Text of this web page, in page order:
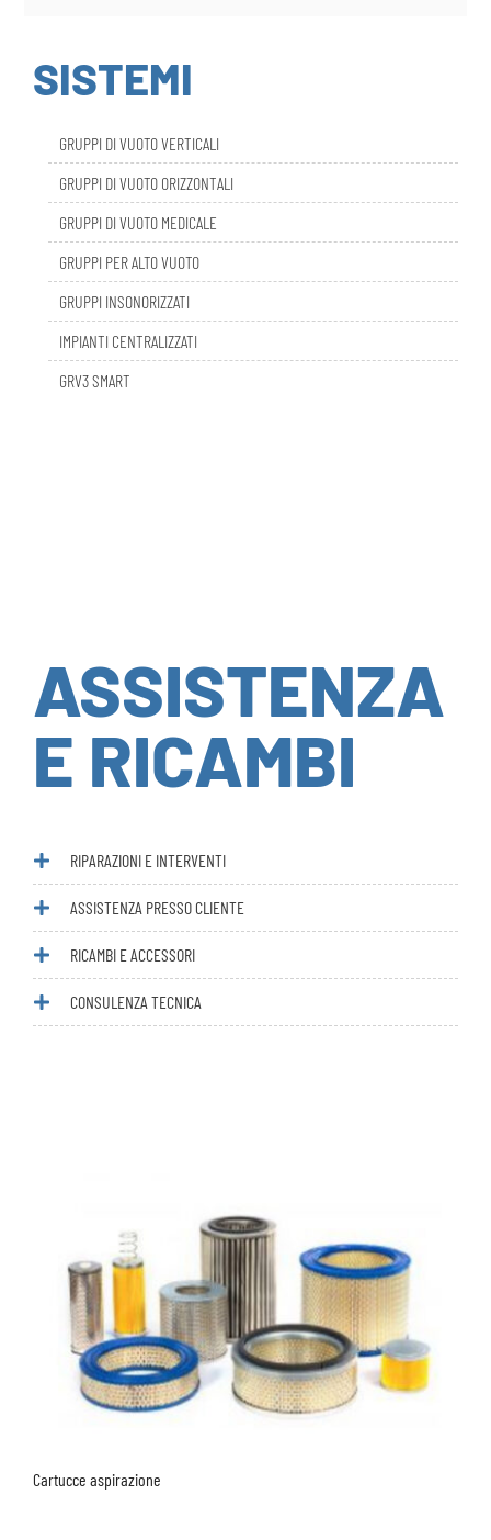
SISTEMI
GRUPPI DI VUOTO ORIZZONTALI
GRUPPI DI VUOTO MEDICALE
GRUPPI PER ALTO VUOTO
GRUPPI INSONORIZZATI
IMPIANTI CENTRALIZZATI
GRV3 SMART
ASSISTENZA
E RICAMBI
ASSISTENZA PRESSO CLIENTE
RICAMBI E ACCESSORI
CONSULENZA TECNICA